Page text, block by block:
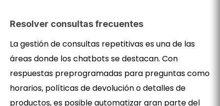
Resolver consultas frecuentes
La gestión de consultas repetitivas es una de las
áreas donde los chatbots se destacan. Con
respuestas preprogramadas para preguntas como
horarios, políticas de devolución o detalles de
productos, es posible automatizar gran parte del